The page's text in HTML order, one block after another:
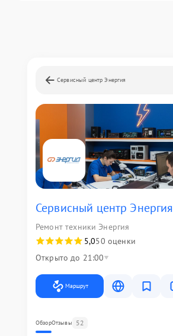
Сервисный центр Энергия
Сервисный центр Энергия
Ремонт техники Энергия
5,050 оценки
Открыто до 21:00
Маршрут
ОбзорОтзывы 52